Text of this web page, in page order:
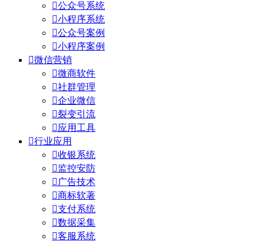
公众号系统
小程序系统
公众号案例
小程序案例
微信营销
微商软件
社群管理
企业微信
裂变引流
应用工具
行业应用
收银系统
监控安防
 广告技术
商标软著
支付系统
数据采集
客服系统